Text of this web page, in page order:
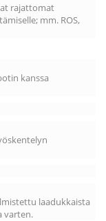
rajattomat
mm. ROS,
kanssa
laadukkaista
varten.